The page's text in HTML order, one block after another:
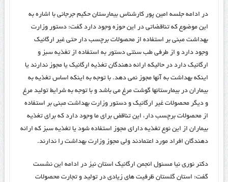
در ادامه جلسه امین پور کارشناس بیمارستان حکیم جرجانی با اشاره به
این موضوع که تناقضاتی در این حوزه وجود دارد گفت: دستور وزارت
بهداشت مبنی بر استفاده از محصولات برچسب دار حتی غیر ارگانیک
وجود دارد و از طرفی طب سنتی دستور به استفاده از تغذیه سبز و
ارگانیک دارد در حالیکه ارائه دهندگان تغذیه ارگانیک یا مجوز ندارند یا
اینکه بهداشت به آنها مجوز نمی دهد. با توجه به اینکه اساس تغذیه به
بیماران در بیمارستانها گوشت مرغ می باشد و با توجه به شرایط تولید مرغ
و دیگر محصولات غیر ارگانیک و دستور وزارت بهداشت مبنی بر استفاده
از محصولات برچسب دار، این تناقض برای ما وجود دارد که برای تغذیه
بیماران از این نوع تغذیه دارای مجوز استفاده شود یا تغذیه سبز که ارائه
دهندگان افراد مورد اعتمادند ولی مجوز وزارت بهداشت را ندارند.
دکتر نوری نیا مسئول انجمن ارگانیک استان نیز در ادامه این نشست
گفت: استان گلستان ظرفیت های زیادی در تولید و تجارت محصولات